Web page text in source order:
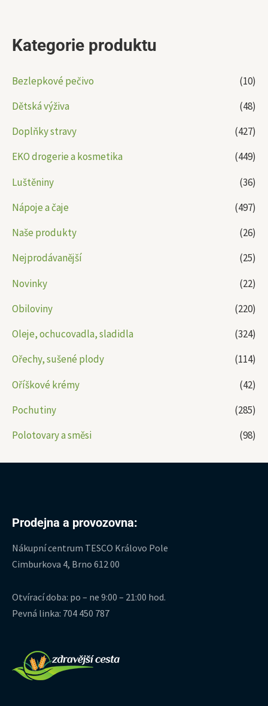
Kategorie produktu
Bezlepkové pečivo
(10)
Dětská výživa
(48)
Doplňky stravy
(427)
EKO drogerie a kosmetika
(449)
Luštěniny
(36)
Nápoje a čaje
(497)
Naše produkty
(26)
Nejprodávanější
(25)
Novinky
(22)
Obiloviny
(220)
Oleje, ochucovadla, sladidla
(324)
Ořechy, sušené plody
(114)
Oříškové krémy
(42)
Pochutiny
(285)
Polotovary a směsi
(98)
Prodejna a provozovna:
Nákupní centrum TESCO Královo Pole
Cimburkova 4, Brno 612 00
Otvírací doba: po – ne 9:00 – 21:00 hod.
Pevná linka: 704 450 787